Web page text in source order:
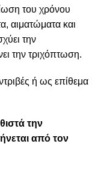
του χρόνου
αιματώματα και
την
την τριχόπτωση.
ή ως επίθεμα
την
από τον